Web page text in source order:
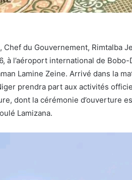
du Gouvernement, Rimtalba
à l’aéroport international de
Lamine Zeine. Arrivé dans la
prendra part aux activités
dont la cérémonie d’ouverture
Lamizana.